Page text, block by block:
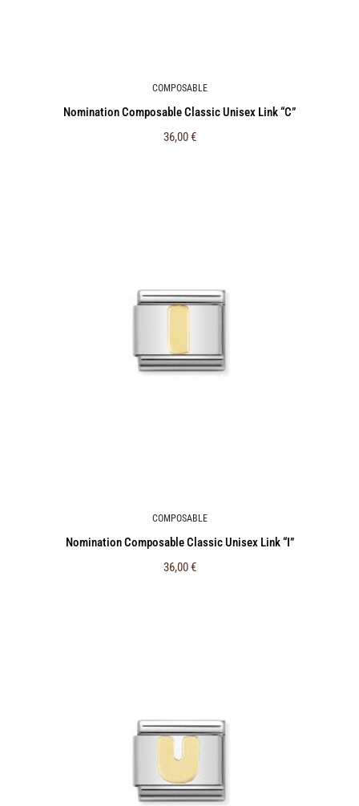
COMPOSABLE
Nomination Composable Classic Unisex Link “C”
36,00€
COMPOSABLE
Nomination Composable Classic Unisex Link “I”
36,00€